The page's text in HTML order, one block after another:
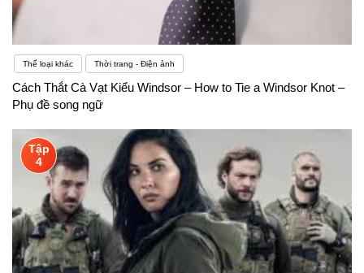
Thể loại khác Thời trang - Điện ảnh
Cách Thắt Cà Vạt Kiểu Windsor – How to Tie a Windsor Knot –
Phụ đề song ngữ
Tập
4